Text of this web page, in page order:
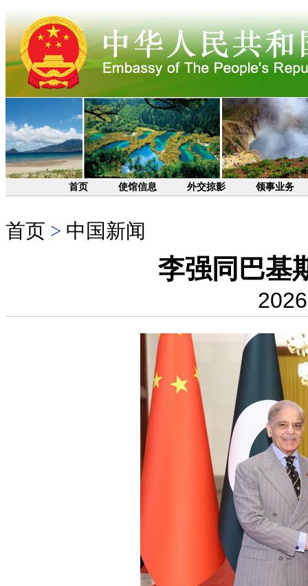
首页 使馆信息 外交掠影 领事业务
首页 > 中国新闻
李强同巴基